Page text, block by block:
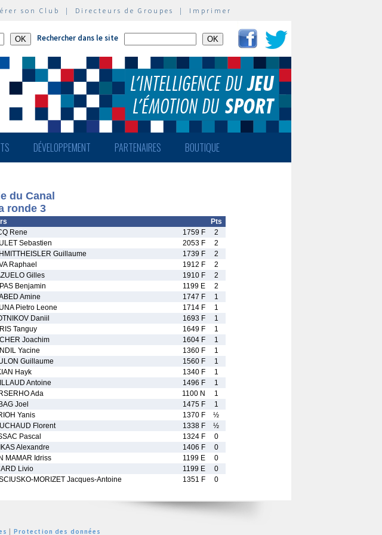
son Club | Directeurs de Groupes | Imprimer
Rechercher dans le site
DÉVELOPPEMENT PARTENAIRES BOUTIQUE
du Canal
ronde 3
Pts
Rene 1759 F
2
Sebastien 2053 F
2
Guillaume 1739 F
2
Raphael 1912 F
2
Gilles 1910 F
2
Benjamin 1199 E
2
Amine 1747 F
1
Pietro Leone 1714 F
1
Daniil 1693 F
1
Tanguy 1649 F
1
Joachim 1604 F
1
Yacine 1360 F
1
Guillaume 1560 F
1
Hayk 1340 F
1
Antoine 1496 F
1
Ada 1100 N
1
Joel 1475 F
1
Yanis 1370 F
½
Florent 1338 F
½
Pascal 1324 F
0
Alexandre 1406 F
0
MAMAR Idriss 1199 E
0
Livio 1199 E
0
MORIZET Jacques-Antoine 1351 F 0
Protection des données